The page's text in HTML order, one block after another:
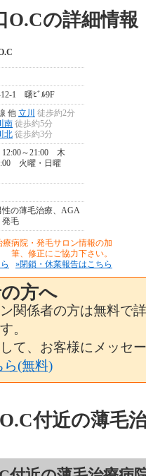
O.Cの詳細情報
1 曙ﾋﾞﾙ9F
他 立川 徒歩約2分
南 徒歩約5分
北 徒歩約3分
～21:00 木
火曜・日曜
性の薄毛治療、AGA
発毛
病院・発毛サロン情報の加
筆、修正にご協力下さい。
»閉鎖・休業報告はこちら
方へ
関係者の方は無料で
。
て、お客様にメッセ
ら(無料)
付近の薄毛